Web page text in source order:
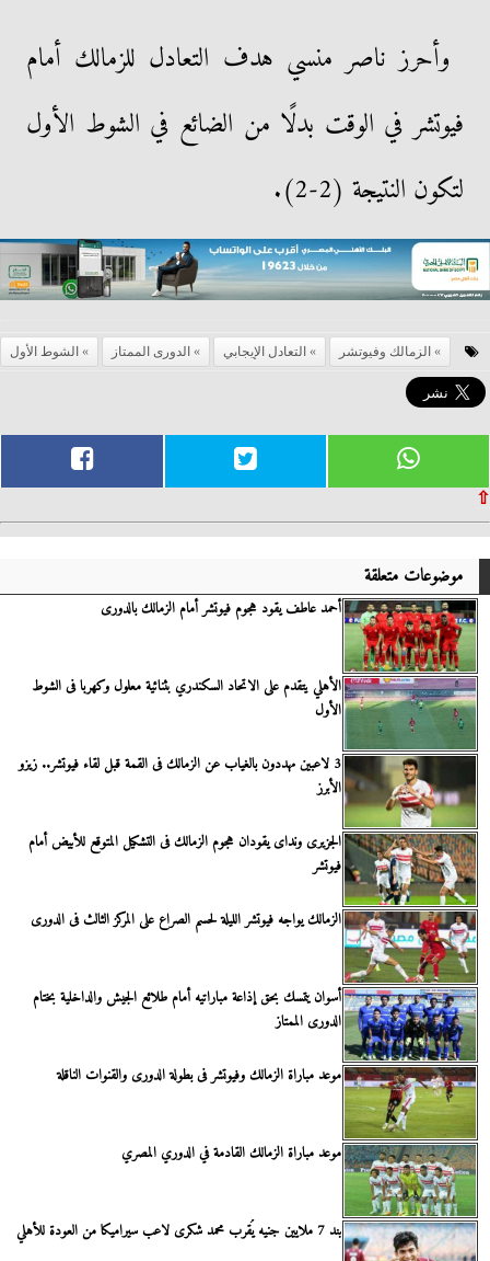
وأحرز ناصر منسي هدف التعادل للزمالك أمام
فيوتشر في الوقت بدلًا من الضائع في الشوط الأول
لتكون النتيجة (2-2).
الزمالك وفيوتشر التعادل الإيجابي الدورى الممتاز الشوط الأول
⇧
موضوعات متعلقة
أحمد عاطف يقود هجوم فيوتشر أمام الزمالك بالدورى
الأهلي يتقدم على الاتحاد السكندري بثنائية معلول وكهربا فى الشوط
الأول
3 لاعبين مهددون بالغياب عن الزمالك فى القمة قبل لقاء فيوتشر.. زيزو
الأبرز
الجزيرى ونداى يقودان هجوم الزمالك فى التشكيل المتوقع للأبيض أمام
فيوتشر
الزمالك يواجه فيوتشر الليلة لحسم الصراع على المركز الثالث فى الدورى
أسوان يتمسك بحق إذاعة مباراتيه أمام طلائع الجيش والداخلية بختام
الدورى الممتاز
موعد مباراة الزمالك وفيوتشر فى بطولة الدورى والقنوات الناقلة
موعد مباراة الزمالك القادمة في الدوري المصري
بند 7 ملايين جنيه يُقرب محمد شكرى لاعب سيراميكا من العودة للأهلي